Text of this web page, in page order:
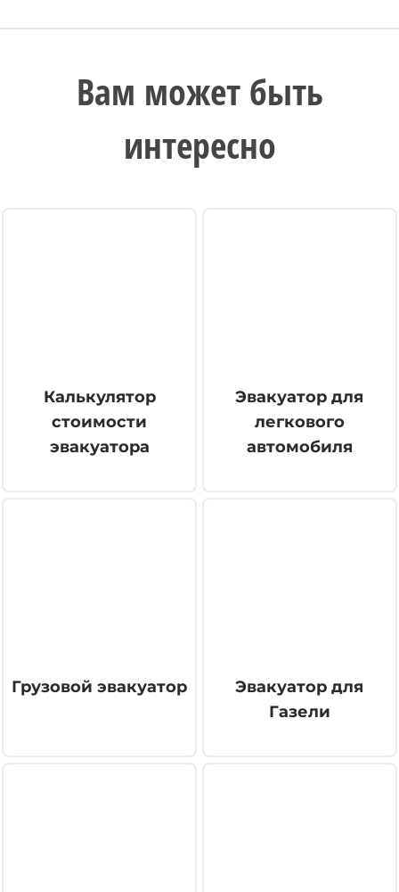
Вам может быть
интересно
Калькулятор
стоимости
эвакуатора
Эвакуатор для
легкового
автомобиля
Грузовой эвакуатор
Эвакуатор для
Газели